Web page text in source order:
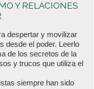
Y RELACIONES
despertar y movilizar
desde el poder. Leerlo
de los secretos de la
y trucos que utiliza el
siempre han sido